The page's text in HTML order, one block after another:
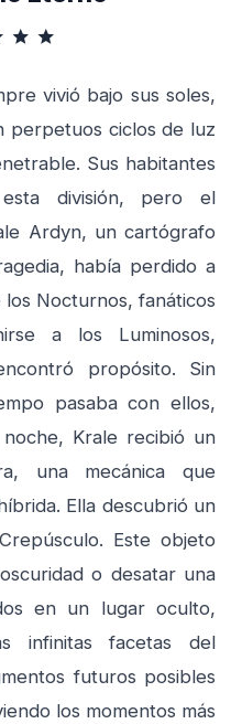
star star
vivió bajo sus soles,
perpetuos ciclos de luz
Sus habitantes
división, pero el
Ardyn, un cartógrafo
había perdido a
Nocturnos, fanáticos
a los Luminosos,
propósito. Sin
pasaba con ellos,
Krale recibió un
una mecánica que
Ella descubrió un
Este objeto
o desatar una
en un lugar oculto,
infinitas facetas del
futuros posibles
los momentos más